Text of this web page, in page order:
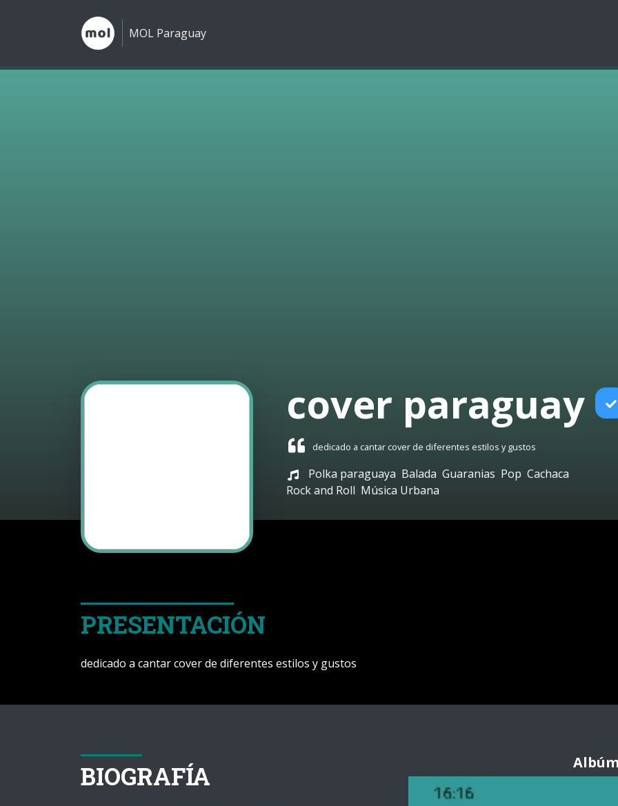
MOL Paraguay
cover paraguay
dedicado a cantar cover de diferentes estilos y gustos
Polka paraguaya Balada Guaranias Pop Cachaca
Rock and Roll Música Urbana
PRESENTACIÓN
dedicado a cantar cover de diferentes estilos y gustos
BIOGRAFÍA